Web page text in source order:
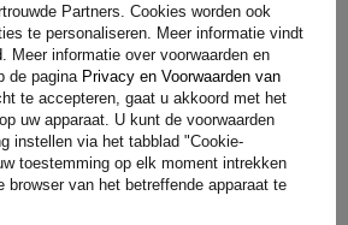
Partners. Cookies worden ook
te personaliseren. Meer informatie vindt
. Meer informatie over voorwaarden en
de pagina Privacy en Voorwaarden van
te accepteren, gaat u akkoord met het
uw apparaat. U kunt de voorwaarden
instellen via het tabblad "Cookie-
toestemming op elk moment intrekken
browser van het betreffende apparaat te